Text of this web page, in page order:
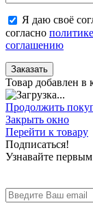
Я даю своё
согласно
соглашению
Заказать
Товар добавлен в
Продолжить
Закрыть окно
Перейти к товару
Подписаться!
Узнавайте